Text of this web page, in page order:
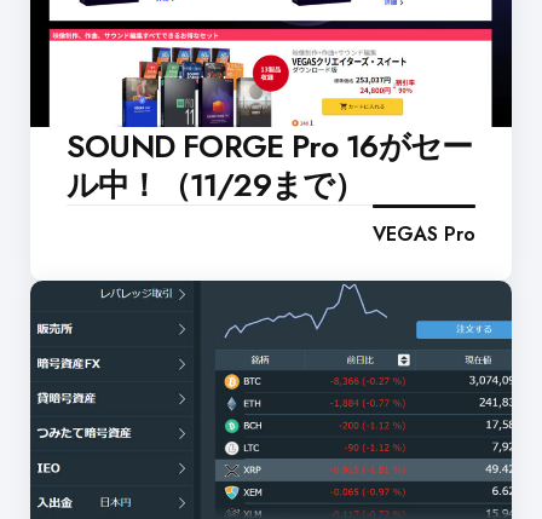
SOUND FORGE Pro 16がセー
ル中！（11/29まで）
VEGAS Pro